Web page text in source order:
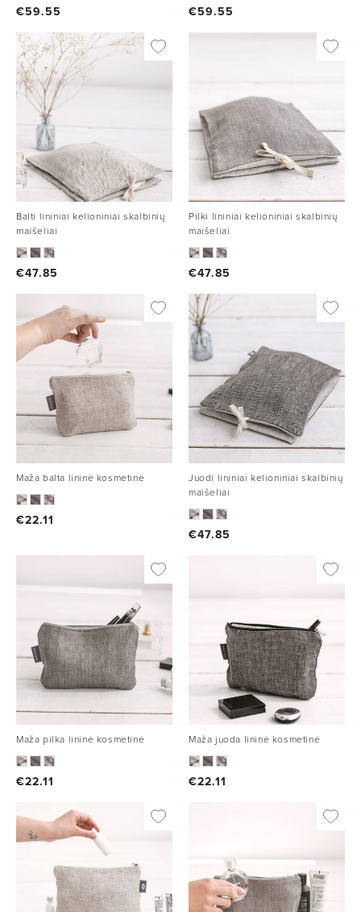
€59.55 €59.55
Balti lininiai kelioniniai skalbinių
maišeliai
€47.85
Pilki lininiai kelioniniai skalbinių
maišeliai
€47.85
Maža balta lininė kosmetinė
€22.11
Juodi lininiai kelioniniai skalbinių
maišeliai
€47.85
Maža pilka lininė kosmetinė
€22.11
Maža juoda lininė kosmetinė
€22.11